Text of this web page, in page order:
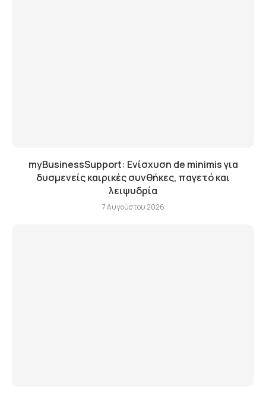
myBusinessSupport: Ενίσχυση de minimis για
δυσμενείς καιρικές συνθήκες, παγετό και
λειψυδρία
7 Αυγούστου 2026